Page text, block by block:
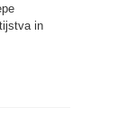
in